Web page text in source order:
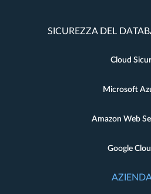
SICUREZZA DEL
Cloud
Microsoft
Amazon Web
Google